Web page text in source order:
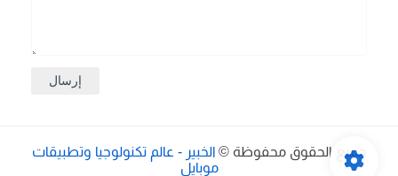
جميع الحقوق محفوظة © الخبير - عالم تكنولوجيا وتطبيقات
موبايل